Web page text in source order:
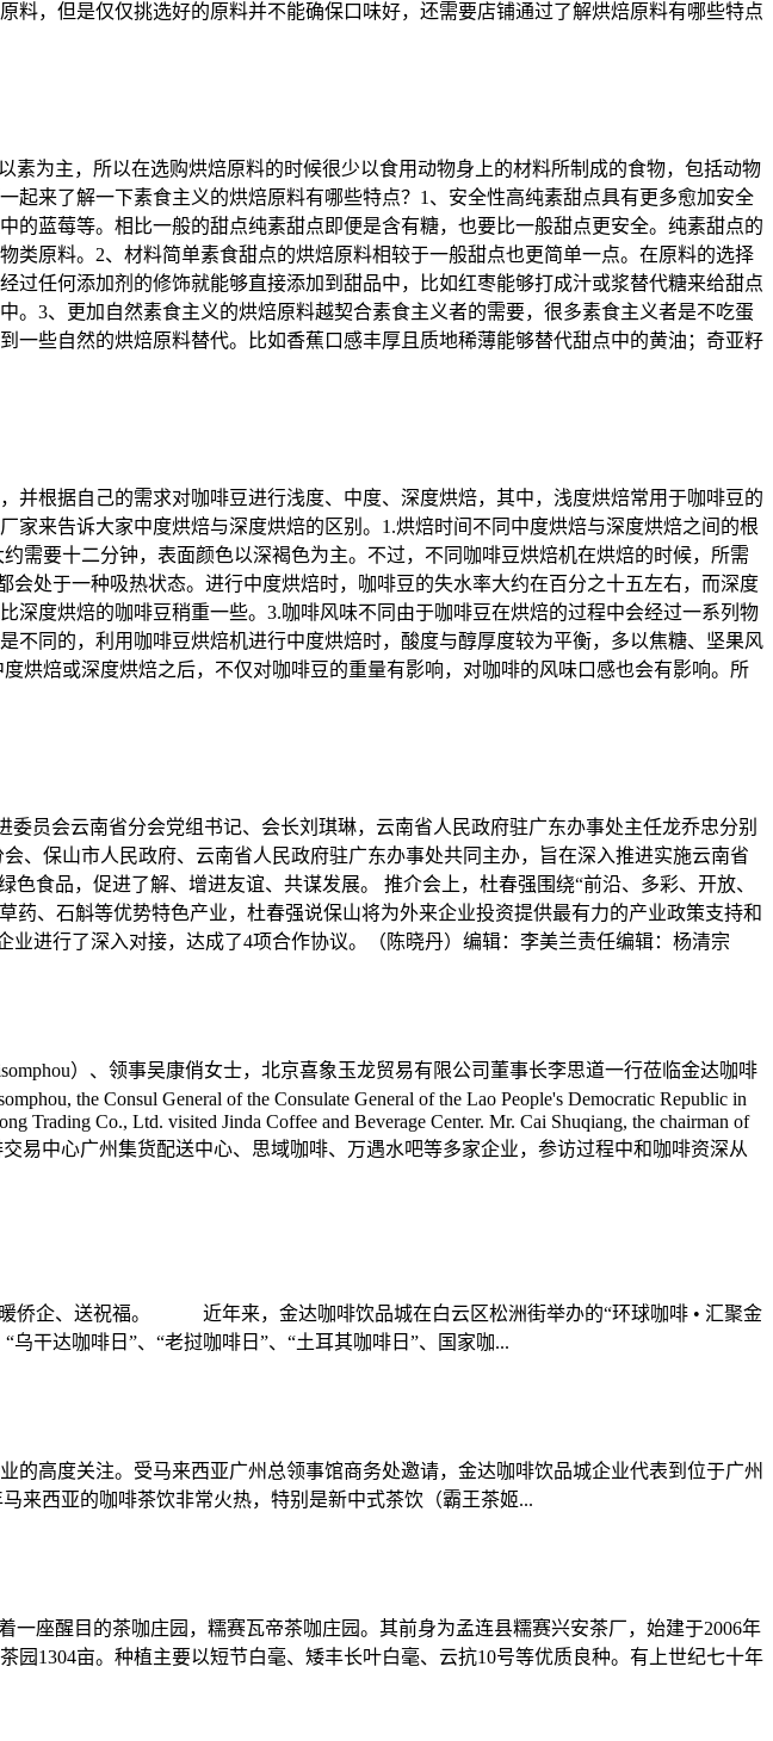
，但是仅仅挑选好的原料并不能确保口味好，还需要店铺通过了解烘焙原料有哪些特点
为主，所以在选购烘焙原料的时候很少以食用动物身上的材料所制成的食物，包括动物
来了解一下素食主义的烘焙原料有哪些特点？1、安全性高纯素甜点具有更多愈加安全
蓝莓等。相比一般的甜点纯素甜点即便是含有糖，也要比一般甜点更安全。纯素甜点的
原料。2、材料简单素食甜点的烘焙原料相较于一般甜点也更简单一点。在原料的选择
过任何添加剂的修饰就能够直接添加到甜品中，比如红枣能够打成汁或浆替代糖来给甜点
3、更加自然素食主义的烘焙原料越契合素食主义者的需要，很多素食主义者是不吃蛋
些自然的烘焙原料替代。比如香蕉口感丰厚且质地稀薄能够替代甜点中的黄油；奇亚籽
根据自己的需求对咖啡豆进行浅度、中度、深度烘焙，其中，浅度烘焙常用于咖啡豆的
来告诉大家中度烘焙与深度烘焙的区别。1.烘焙时间不同中度烘焙与深度烘焙之间的根
需要十二分钟，表面颜色以深褐色为主。不过，不同咖啡豆烘焙机‍在烘焙的时候，所需
处于一种吸热状态。进行中度烘焙时，咖啡豆的失水率大约在百分之十五左右，而深度
度烘焙的咖啡豆稍重一些。3.咖啡风味不同由于咖啡豆在烘焙的过程中会经过一系列物
同的，利用咖啡豆烘焙机‍进行中度烘焙时，酸度与醇厚度较为平衡，多以焦糖、坚果风
烘焙或深度烘焙之后，不仅对咖啡豆的重量有影响，对咖啡的风味口感也会有影响。所
员会云南省分会党组书记、会长刘琪琳，云南省人民政府驻广东办事处主任龙乔忠分别
、保山市人民政府、云南省人民政府驻广东办事处共同主办，旨在深入推进实施云南省
食品，促进了解、增进友谊、共谋发展。 推介会上，杜春强围绕“前沿、多彩、开放、
、石斛等优势特色产业，杜春强说保山将为外来企业投资提供最有力的产业政策支持和
进行了深入对接，达成了4项合作协议。（陈晓丹）编辑：李美兰责任编辑：杨清宗
）、领事吴康俏女士，北京喜象玉龙贸易有限公司董事长李思道一行莅临金达咖啡
the Consul General of the Consulate General of the Lao People's Democratic Republic in
Trading Co., Ltd. visited Jinda Coffee and Beverage Center. Mr. Cai Shuqiang, the chairman of
交易中心广州集货配送中心、思域咖啡、万遇水吧等多家企业，参访过程中和咖啡资深从
侨企、送祝福。 近年来，金达咖啡饮品城在白云区松洲街举办的“环球咖啡 • 汇聚金
干达咖啡日”、“老挝咖啡日”、“土耳其咖啡日”、国家咖...
高度关注。受马来西亚广州总领事馆商务处邀请，金达咖啡饮品城企业代表到位于广州
西亚的咖啡茶饮非常火热，特别是新中式茶饮（霸王茶姬...
座醒目的茶咖庄园，糯赛瓦帝茶咖庄园。其前身为孟连县糯赛兴安茶厂，始建于2006年
1304亩。种植主要以短节白毫、矮丰长叶白毫、云抗10号等优质良种。有上世纪七十年